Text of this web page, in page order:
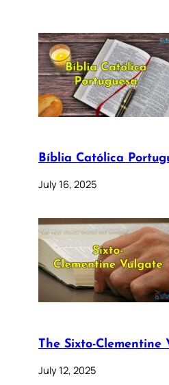
Bíblia Católica
July 16, 2025
The Sixto-Clementine
July 12, 2025